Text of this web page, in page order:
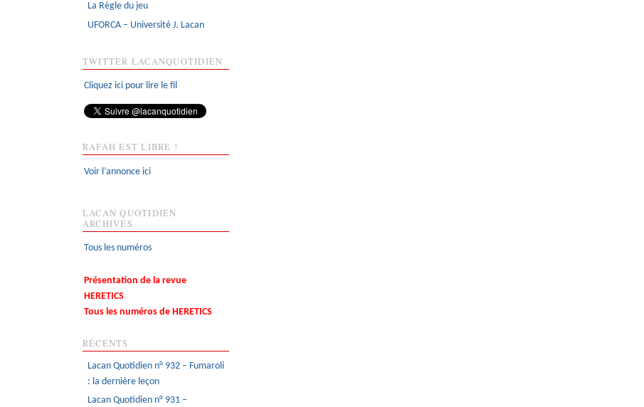
La Règle du jeu
UFORCA – Université J. Lacan
TWITTER LACANQUOTIDIEN
Cliquez ici pour lire le fil
RAFAH EST LIBRE !
Voir l’annonce ici
LACAN QUOTIDIEN
ARCHIVES
Tous les numéros
Présentation de la revue
HERETICS
Tous les numéros de HERETICS
RÉCENTS
Lacan Quotidien n° 932 – Fumaroli
: la dernière leçon
Lacan Quotidien n° 931 –